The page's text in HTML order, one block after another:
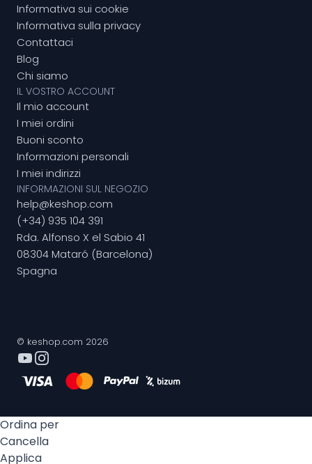
Informativa sui cookie
Informativa sulla privacy
Contattaci
Blog
Chi siamo
IL VOSTRO ACCOUNT
Il mio account
I miei ordini
Buoni sconto
Informazioni personali
I miei indirizzi
INFORMAZIONI SUL NEGOZIO
help@keshop.com
(+34) 935 104 391
Rda. Alfonso X el Sabio 41
08304 Mataró (Barcelona)
Spagna
© keshop.com 2026
Ordina per
Cancella
Applica